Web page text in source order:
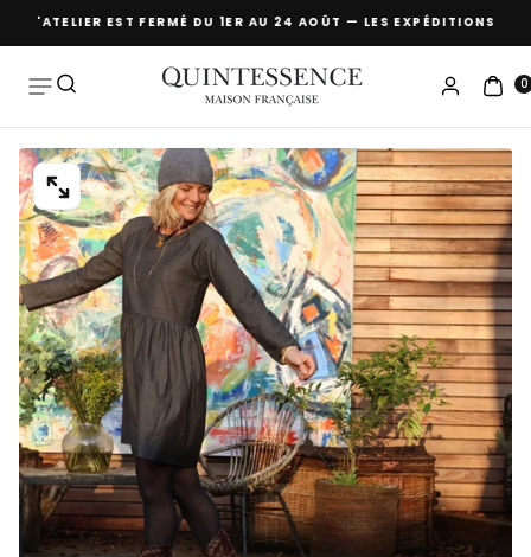
Passer
contenu
L'ATELIER EST FERMÉ DU 1ER AU 24 AOÛT — LES EXPÉDITIONS
0
OUVRIR
LE
MÉDIA
0
DANS
UNE
FENÊTRE
MODALE